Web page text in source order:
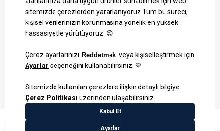
Bilgi Toplum Hizmetleri
KVKK Veri İşleme Politikamız
Site Haritası